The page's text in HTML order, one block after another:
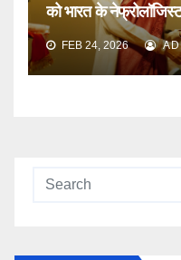
को भारत के नेफ्रोलॉजिस्ट
FEB 24, 2026